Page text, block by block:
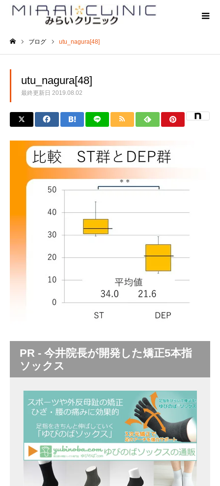
ブログ utu_nagura[48]
utu_nagura[48]
最終更新日 2019.08.02
PR - 今井院長が開発した矯正5本指
ソックス